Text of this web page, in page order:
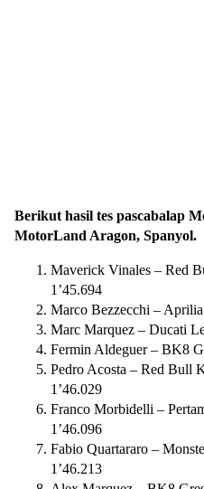
Berikut hasil tes pascabalap
MotorLand Aragon, Spanyol.
Maverick Vinales – Red
1’45.694
Marco Bezzecchi –
Marc Marquez – Ducati
Fermin Aldeguer – BK8
Pedro Acosta – Red Bull
1’46.029
Franco Morbidelli –
1’46.096
Fabio Quartararo –
1’46.213